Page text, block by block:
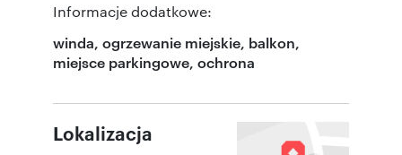
Informacje dodatkowe:
winda, ogrzewanie miejskie, balkon,
miejsce parkingowe, ochrona
Lokalizacja